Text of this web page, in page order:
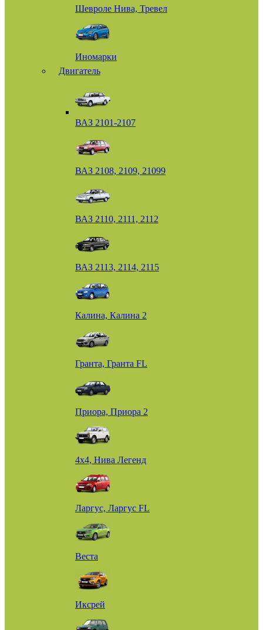
Шевроле Нива, Тревел
Иномарки
Двигатель
ВАЗ 2101-2107
ВАЗ 2108, 2109, 21099
ВАЗ 2110, 2111, 2112
ВАЗ 2113, 2114, 2115
Калина, Калина 2
Гранта, Гранта FL
Приора, Приора 2
4х4, Нива Легенд
Ларгус, Ларгус FL
Веста
Иксрей